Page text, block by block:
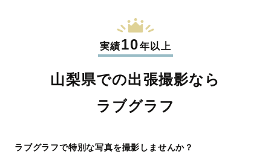
実績10年以上
山梨県での出張撮影なら
ラブグラフ
ラブグラフで特別な写真を撮影しませんか？